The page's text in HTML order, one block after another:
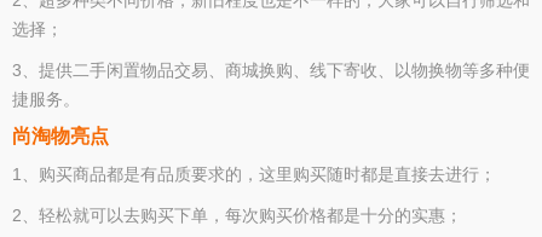
选择；
3、提供二手闲置物品交易、商城换购、线下寄收、以物换物等多种便
捷服务。
尚淘物亮点
1、购买商品都是有品质要求的，这里购买随时都是直接去进行；
2、轻松就可以去购买下单，每次购买价格都是十分的实惠；